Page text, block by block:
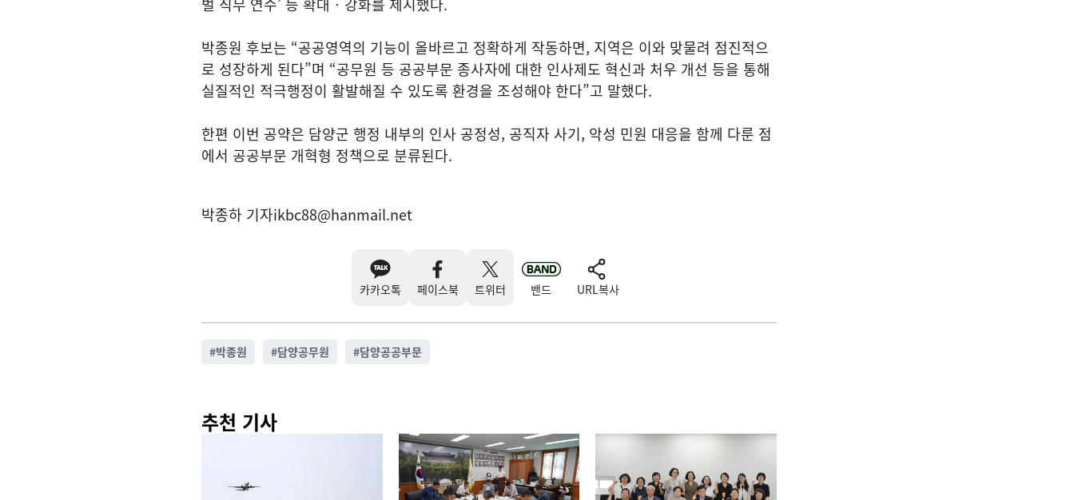
벌 직무 연수’ 등 확대‧강화를 제시했다.
박종원 후보는 “공공영역의 기능이 올바르고 정확하게 작동하면, 지역은 이와 맞물려 점진적으
로 성장하게 된다”며 “공무원 등 공공부문 종사자에 대한 인사제도 혁신과 처우 개선 등을 통해
실질적인 적극행정이 활발해질 수 있도록 환경을 조성해야 한다”고 말했다.
한편 이번 공약은 담양군 행정 내부의 인사 공정성, 공직자 사기, 악성 민원 대응을 함께 다룬 점
에서 공공부문 개혁형 정책으로 분류된다.
박종하 기자ikbc88@hanmail.net
카카오톡 페이스북 트위터 밴드 URL복사
#박종원 #담양공무원 #담양공공부문
추천 기사